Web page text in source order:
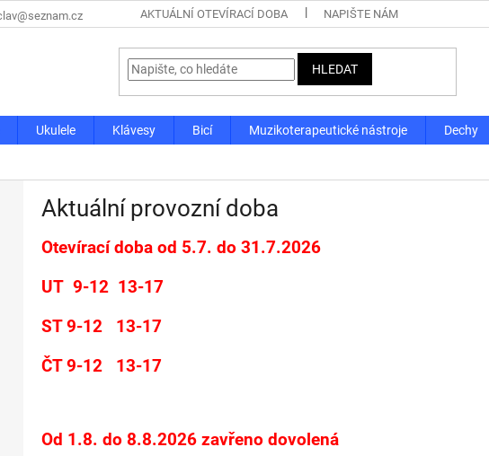
AKTUÁLNÍ OTEVÍRACÍ DOBA NAPIŠTE NÁM
HLEDAT
Ukulele Klávesy Bicí Muzikoterapeutické nástroje Dechy
Aktuální provozní doba
Otevírací doba od 5.7. do 31.7.2026
UT 9-12 13-17
ST 9-12 13-17
ČT 9-12 13-17
Od 1.8. do 8.8.2026 zavřeno dovolená